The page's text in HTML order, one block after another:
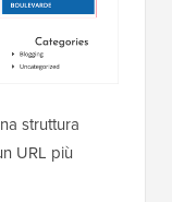
struttura
URL più